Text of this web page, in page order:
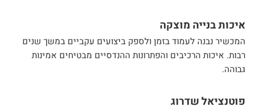
איכות בנייה מוצקה
המכשיר נבנה לעמוד בזמן ולספק ביצועים עקביים במשך שנים
רבות. איכות הרכיבים והפתרונות ההנדסיים מבטיחים אמינות
גבוהה.
פוטנציאל שדרוג